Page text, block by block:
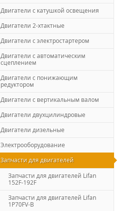
Двигатели с катушкой освещения
Двигатели 2-хтактные
Двигатели с электростартером
Двигатели с автоматическим
сцеплением
Двигатели с понижающим
редуктором
Двигатели с вертикальным валом
Двигатели двухцилиндровые
Двигатели дизельные
Электрооборудование
Запчасти для двигателей
Запчасти для двигателей Lifan
152F-192F
Запчасти для двигателей Lifan
1P70FV-B